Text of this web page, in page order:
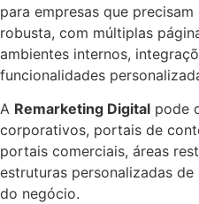
para empresas que
robusta, com múltiplas
ambientes internos,
funcionalidades
A Remarketing Digital pode
corporativos, portais de
portais comerciais, áreas
estruturas personalizadas
do negócio.